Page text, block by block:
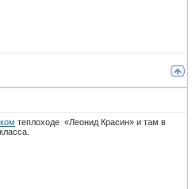
теплоходе «Леонид Красин» и там в